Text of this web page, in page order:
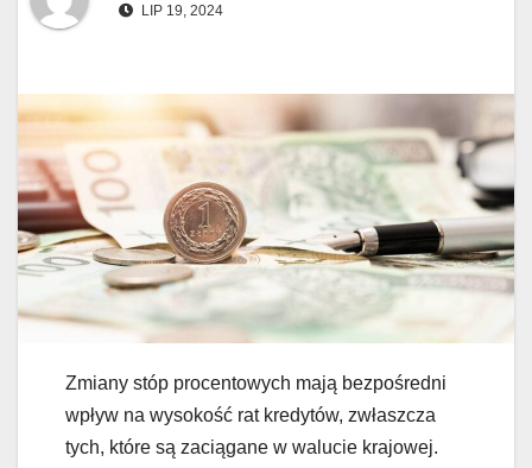
LIP 19, 2024
Zmiany stóp procentowych mają bezpośredni
wpływ na wysokość rat kredytów, zwłaszcza
tych, które są zaciągane w walucie krajowej.